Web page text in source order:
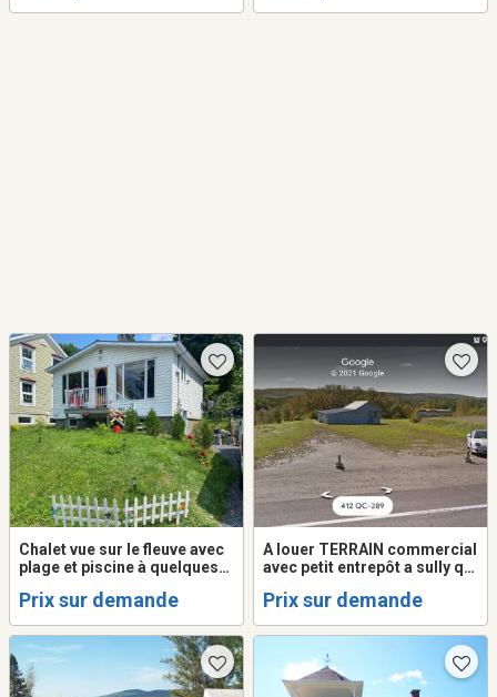
Chalet vue sur le fleuve avec
plage et piscine à quelques
Prix sur demande
A louer TERRAIN commercial
avec petit entrepôt a sully qui
Prix sur demande